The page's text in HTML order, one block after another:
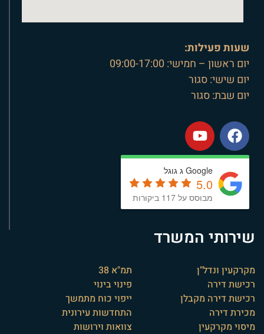
שעות פעילות:
יום ראשון – חמישי: 09:00-17:00
יום שישי: סגור
יום שבת: סגור
Google ג גוגל
5.0
מבוסס על 117 ביקורות
שירותי המשרד
מקרקעין ונדל"ן
רכישת דירה
רכישת דירה מקבלן
מכירת דירה
מיסוי מקרקעין
תמ"א 38
פינוי בינוי
ייפוי כוח מתמשך
התחדשות עירונית
צוואות וירושות